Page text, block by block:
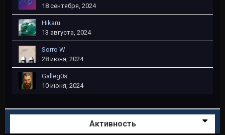
18 сентября, 2024
Hikaru
13 августа, 2024
Sorro W
28 июня, 2024
Galleg0s
10 июня, 2024
Активность